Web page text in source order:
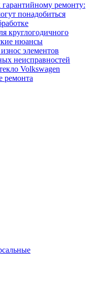
ремонту:
понадобиться
круглогодичного
нюансы
элементов
неисправностей
Volkswagen
ремонта